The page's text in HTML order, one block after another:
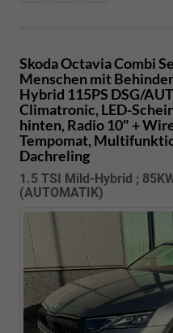
Skoda Octavia Combi
Menschen mit
Hybrid 115PS DSG/
Climatronic, LED-
hinten, Radio 10" +
Tempomat,
Dachreling
1.5 TSI Mild-Hybrid ;
(AUTOMATIK)